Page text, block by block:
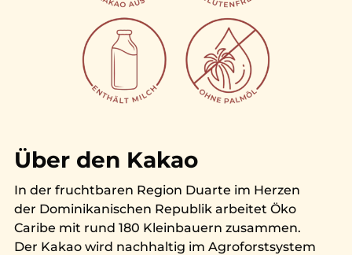
Über den Kakao
In der fruchtbaren Region Duarte im Herzen
der Dominikanischen Republik arbeitet Öko
Caribe mit rund 180 Kleinbauern zusammen.
Der Kakao wird nachhaltig im Agroforstsystem